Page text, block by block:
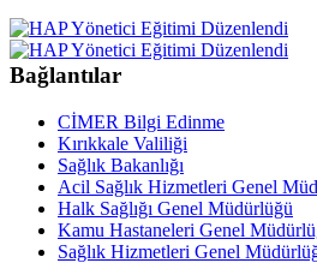
Bağlantılar
CİMER Bilgi Edinme
Kırıkkale Valiliği
Sağlık Bakanlığı
Acil Sağlık Hizmetleri Genel
Halk Sağlığı Genel Müdürlüğü
Kamu Hastaneleri Genel
Sağlık Hizmetleri Genel